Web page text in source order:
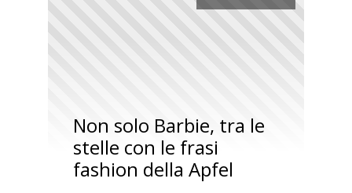
Non solo Barbie, tra le
stelle con le frasi
fashion della Apfel